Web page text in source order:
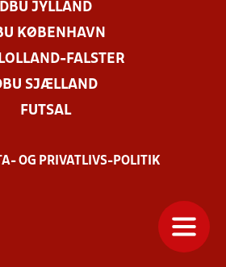
DBU JYLLAND
KØBENHAVN
FALSTER
SJÆLLAND
FUTSAL
OG PRIVATLIVS-POLITIK